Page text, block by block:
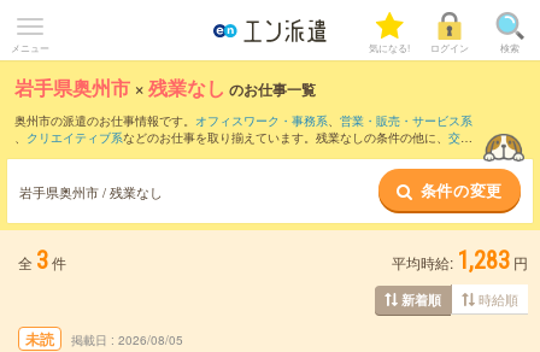
メニュー 気になる! ログイン 検索
岩手県奥州市 ×残業なし のお仕事一覧
奥州市の派遣のお仕事情報です。 オフィスワーク・事務系、 営業・販売・サービス系
、 クリエイティブ系などのお仕事を取り揃えています。残業なしの条件の他に、 交通
岩手県奥州市 / 残業なし 条件の変更
全 3件 平均時給: 1,283 円
新着順 時給順
未読 掲載日 2026/08/05